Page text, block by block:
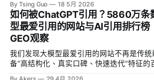
给 AI 搜索、行业社区、问答型内容和销售
Gartner 在 2025 年的一项 B2B 买家调查中
买家更偏好整体上“无销售代表介入”的购买
先通过数字渠道独立研究；但当问题进入“是
何落地到本组织”这类需要情境判断的阶段
销售或专家提供判断。对内容团队来说，
键词排名”的方法不够了，新的任务是让品
By Tsing Guo 18 5月 2026
如何被ChatGPT引用？5860万条
型最爱引用的网站与AI引用排行
GEO观察
我们发现大模型最爱引用的网站不再是传
备“高结构化、真实口碑、快速迭代”特征的